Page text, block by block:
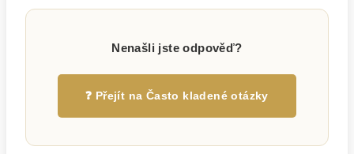
Nenašli jste odpověď?
❓ Přejít na Často kladené otázky